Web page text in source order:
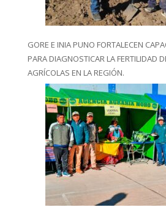
GORE E INIA PUNO FORTALECEN
PARA DIAGNOSTICAR LA FERTILIDAD
AGRÍCOLAS EN LA REGIÓN.